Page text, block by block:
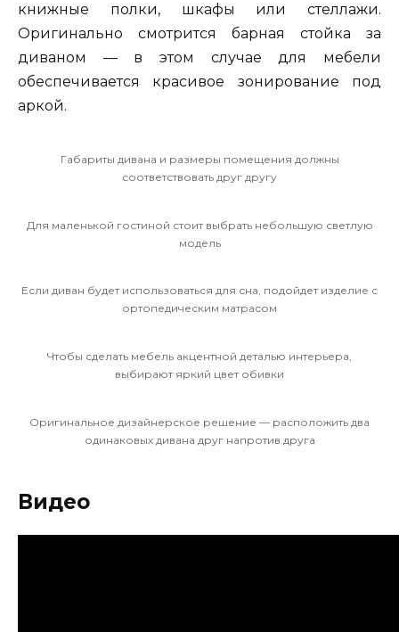
книжные полки, шкафы или стеллажи.
Оригинально смотрится барная стойка за
диваном — в этом случае для мебели
обеспечивается красивое зонирование под
аркой.
Габариты дивана и размеры помещения должны
соответствовать друг другу
Для маленькой гостиной стоит выбрать небольшую светлую
модель
Если диван будет использоваться для сна, подойдет изделие с
ортопедическим матрасом
Чтобы сделать мебель акцентной деталью интерьера,
выбирают яркий цвет обивки
Оригинальное дизайнерское решение — расположить два
одинаковых дивана друг напротив друга
Видео